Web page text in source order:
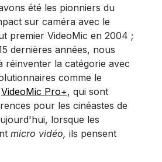
été les pionniers du
sur caméra avec le
premier VideoMic en 2004 ;
dernières années, nous
réinventer la catégorie avec
comme le
VideoMic Pro+, qui sont
pour les cinéastes de
lorsque les
micro vidéo, ils pensent